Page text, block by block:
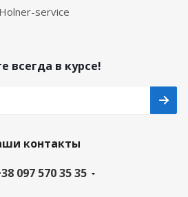
Holner-service
всегда в курсе!
контакты
097 570 35 35